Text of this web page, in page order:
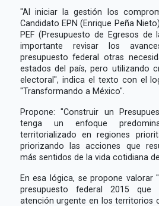
"Al iniciar la gestión los
Candidato EPN (Enrique Peña
PEF (Presupuesto de Egresos de
importante revisar los
presupuesto federal otras
estados del país, pero utilizando
electoral", indica el texto con el
"Transformando a México".
Propone: "Construir un
tenga un enfoque
territorializado en regiones
priorizando las acciones que
más sentidos de la vida cotidiana
En esa lógica, se propone valorar
presupuesto federal 2015 que
atención urgente en los territorios